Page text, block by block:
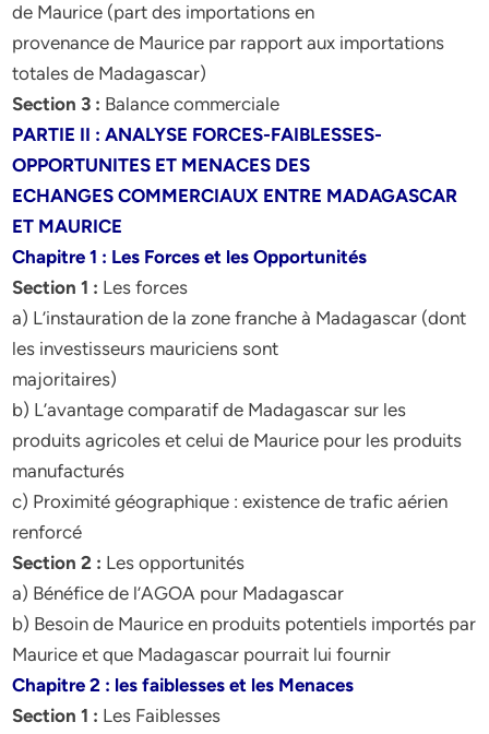
de Maurice (part des importations en
provenance de Maurice par rapport aux importations
totales de Madagascar)
Section 3 : Balance commerciale
PARTIE II : ANALYSE FORCES-FAIBLESSES-
OPPORTUNITES ET MENACES DES
ECHANGES COMMERCIAUX ENTRE MADAGASCAR
ET MAURICE
Chapitre 1 : Les Forces et les Opportunités
Section 1 : Les forces
a) L’instauration de la zone franche à Madagascar (dont
les investisseurs mauriciens sont
majoritaires)
b) L’avantage comparatif de Madagascar sur les
produits agricoles et celui de Maurice pour les produits
manufacturés
c) Proximité géographique : existence de trafic aérien
renforcé
Section 2 : Les opportunités
a) Bénéfice de l’AGOA pour Madagascar
b) Besoin de Maurice en produits potentiels importés par
Maurice et que Madagascar pourrait lui fournir
Chapitre 2 : les faiblesses et les Menaces
Section 1 : Les Faiblesses